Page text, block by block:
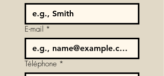
E-mail *
Téléphone *